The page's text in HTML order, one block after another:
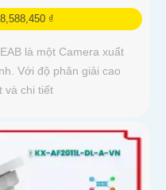
₫
là một Camera xuất
Với độ phân giải cao
và chi tiết